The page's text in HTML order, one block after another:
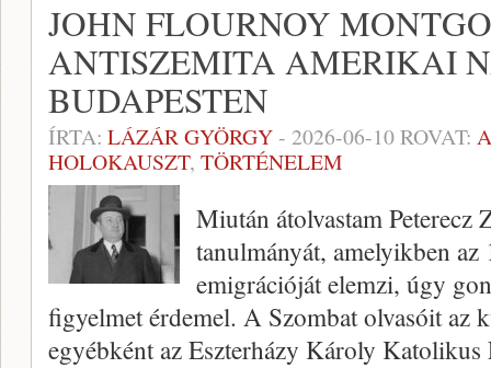
JOHN FLOURNOY
ANTISZEMITA AMERIKAI
BUDAPESTEN
ÍRTA: LÁZÁR GYÖRGY- 2026-06-10ROVAT:
HOLOKAUSZT, TÖRTÉNELEM
Miután átolvastam Peterecz
tanulmányát, amelyikben
emigrációját elemzi, úgy
figyelmet érdemel. A Szombat olvasóit az
egyébként az Eszterházy Károly